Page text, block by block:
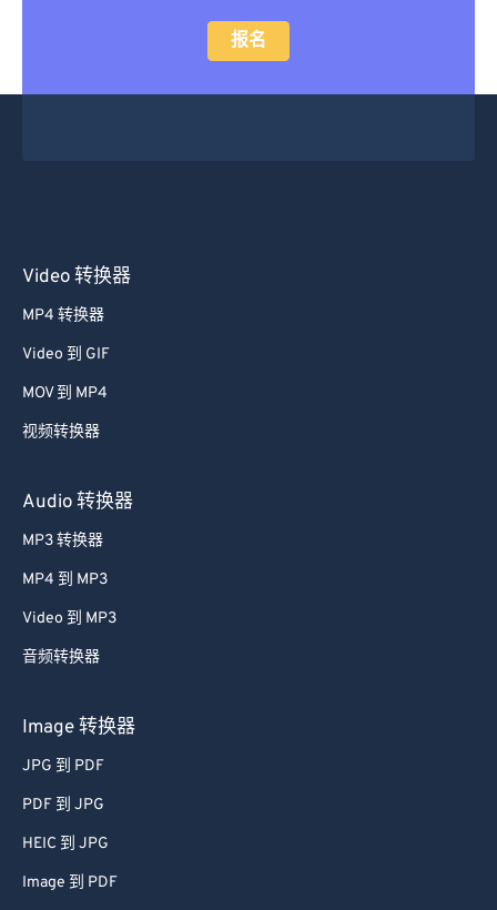
报名
Video 转换器
MP4 转换器
Video 到 GIF
MOV 到 MP4
视频转换器
Audio 转换器
MP3 转换器
MP4 到 MP3
Video 到 MP3
音频转换器
Image 转换器
JPG 到 PDF
PDF 到 JPG
HEIC 到 JPG
Image 到 PDF